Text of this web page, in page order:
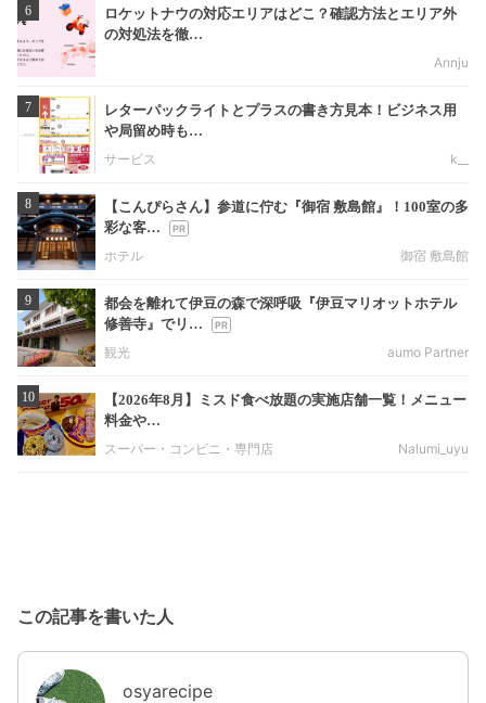
6
ロケットナウの対応エリアはどこ？確認方法とエリア外
の対処法を徹…
Annju
7
レターパックライトとプラスの書き方見本！ビジネス用
や局留め時も…
サービス
k__
8
【こんぴらさん】参道に佇む『御宿 敷島館』！100室の多
彩な客…
ホテル
御宿 敷島館
9
都会を離れて伊豆の森で深呼吸『伊豆マリオットホテル
修善寺』でリ…
観光
aumo Partner
10
【2026年8月】ミスド食べ放題の実施店舗一覧！メニュー
料金や…
スーパー・コンビニ・専門店
Nalumi_uyu
この記事を書いた人
osyarecipe